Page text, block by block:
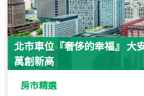
北市車位『奢侈的幸福』 大
萬創新高
房市精選